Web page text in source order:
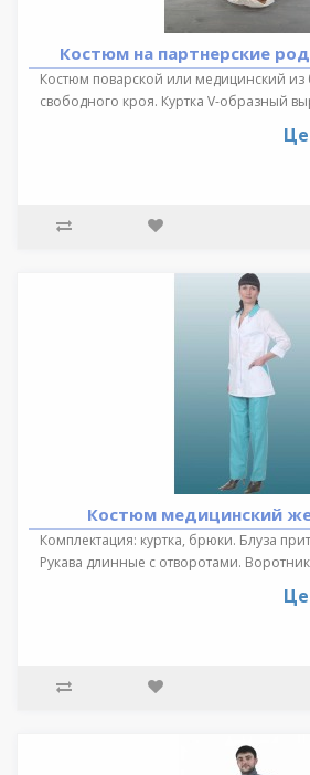
Костюм на партнерские
Костюм поварской или медицинский из
свободного кроя. Куртка V-образный
Костюм медицинский
Комплектация: куртка, брюки. Блуза
Рукава длинные с отворотами.